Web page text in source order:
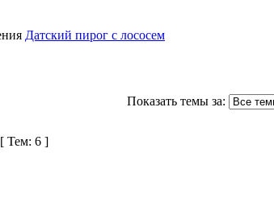
Датский пирог с лососем
Показать темы за:
[ Тем: 6 ]